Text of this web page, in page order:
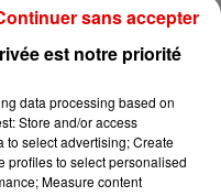
le plus grand sanglier du
ans
est notre priorité
data processing based on
Store and/or access
to select advertising; Create
profiles to select personalised
Measure content
sans accepter